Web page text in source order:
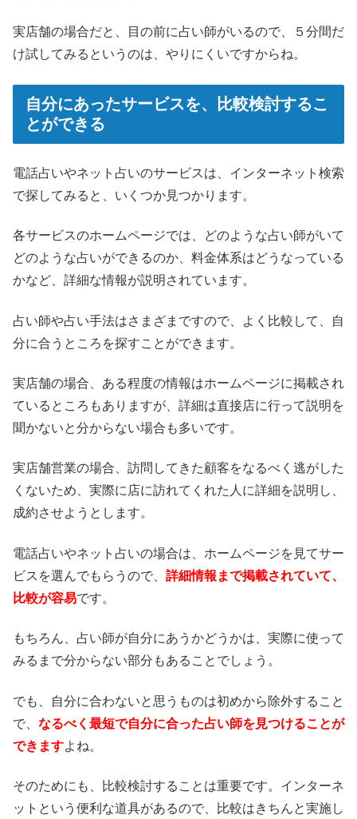
実店舗の場合だと、目の前に占い師がいるので、５分間だ
け試してみるというのは、やりにくいですからね。
自分にあったサービスを、比較検討するこ
とができる
電話占いやネット占いのサービスは、インターネット検索
で探してみると、いくつか見つかります。
各サービスのホームページでは、どのような占い師がいて
どのような占いができるのか、料金体系はどうなっている
かなど、詳細な情報が説明されています。
占い師や占い手法はさまざまですので、よく比較して、自
分に合うところを探すことができます。
実店舗の場合、ある程度の情報はホームページに掲載され
ているところもありますが、詳細は直接店に行って説明を
聞かないと分からない場合も多いです。
実店舗営業の場合、訪問してきた顧客をなるべく逃がした
くないため、実際に店に訪れてくれた人に詳細を説明し、
成約させようとします。
電話占いやネット占いの場合は、ホームページを見てサー
ビスを選んでもらうので、 詳細情報まで掲載されていて、
比較が容易です。
もちろん、占い師が自分にあうかどうかは、実際に使って
みるまで分からない部分もあることでしょう。
でも、自分に合わないと思うものは初めから除外すること
で、 なるべく最短で自分に合った占い師を見つけることが
できますよね。
そのためにも、比較検討することは重要です。インターネ
ットという便利な道具があるので、比較はきちんと実施し